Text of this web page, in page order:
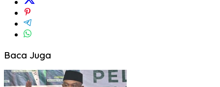
Baca Juga